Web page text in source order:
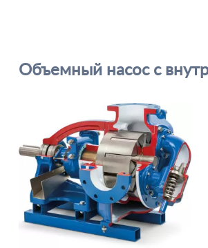
Объемный насос с